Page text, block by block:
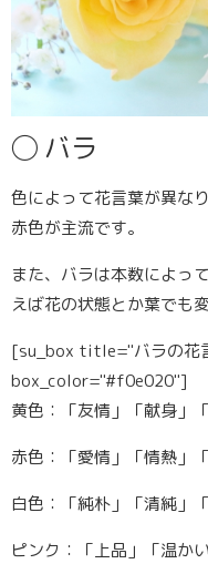
◯ バラ
色によって花言葉が異な
赤色が主流です。
また、バラは本数によっ
えば花の状態とか葉でも
[su_box title="バラの
box_color="#f0e020"]
黄色：「友情」「献身」
赤色：「愛情」「情熱」
白色：「純朴」「清純」
ピンク：「上品」「温か